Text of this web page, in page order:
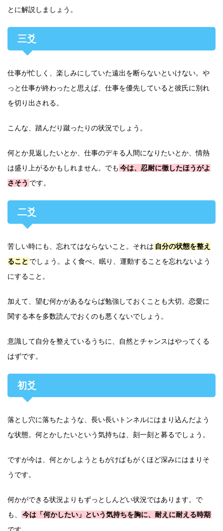
とに解説しましょう。
三爻
仕事が忙しく、楽しみにしていた遠出を断らないといけない。や
っと仕事が終わったと思えば、仕事を優先していると彼氏に別れ
を切り出される。
こんな、踏んだり蹴ったりの状況でしょう。
何とか見返したいとか、仕事のデキる人間になりたいとか、情熱
は盛り上がるかもしれません。でも 今は、忍耐に徹したほうがよ
さそう です。
二爻
苦しい時にも、忘れてはならないこと。それは 自分の状態を整え
ること でしょう。よく食べ、眠り、運動することを忘れないよう
にすること。
加えて、望む何かがあるならば勉強しておくことも大切。恋愛に
関する本を多数読んでおくのも悪くないでしょう。
意識して自分を整えているうちに、自然とチャンスはやってくる
はずです。
初爻
落とし穴に落ちたような、長い長いトンネルにはまり込んだよう
な状態。何とかしたいという気持ちは、刻一刻と募るでしょう。
ですが今は、何とかしようともがけばもがくほど深みにはまりそ
うです。
何かができる状況よりもずっとしんどい状況ではあります。で
も、
今は「何かしたい」という気持ちを胸に、耐えに耐える時期
です。